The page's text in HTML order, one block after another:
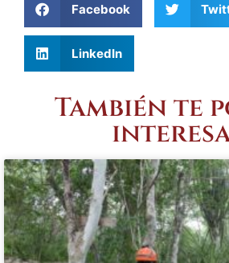
Facebook
LinkedIn
También te